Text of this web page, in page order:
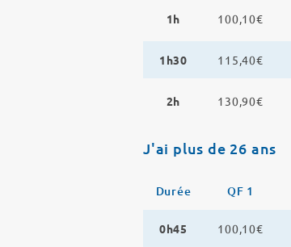
1h 100,10€
1h30 115,40€
2h 130,90€
J'ai plus de 26 ans
Durée QF 1
0h45 100,10€